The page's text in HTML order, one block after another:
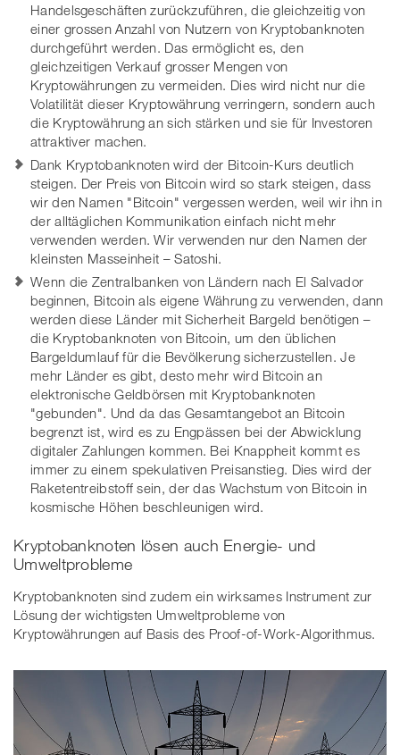
Handelsgeschäften zurückzuführen, die gleichzeitig von
einer grossen Anzahl von Nutzern von Kryptobanknoten
durchgeführt werden. Das ermöglicht es, den
gleichzeitigen Verkauf grosser Mengen von
Kryptowährungen zu vermeiden. Dies wird nicht nur die
Volatilität dieser Kryptowährung verringern, sondern auch
die Kryptowährung an sich stärken und sie für Investoren
attraktiver machen.
Dank Kryptobanknoten wird der Bitcoin-Kurs deutlich
steigen. Der Preis von Bitcoin wird so stark steigen, dass
wir den Namen "Bitcoin" vergessen werden, weil wir ihn in
der alltäglichen Kommunikation einfach nicht mehr
verwenden werden. Wir verwenden nur den Namen der
kleinsten Masseinheit – Satoshi.
Wenn die Zentralbanken von Ländern nach El Salvador
beginnen, Bitcoin als eigene Währung zu verwenden, dann
werden diese Länder mit Sicherheit Bargeld benötigen –
die Kryptobanknoten von Bitcoin, um den üblichen
Bargeldumlauf für die Bevölkerung sicherzustellen. Je
mehr Länder es gibt, desto mehr wird Bitcoin an
elektronische Geldbörsen mit Kryptobanknoten
"gebunden". Und da das Gesamtangebot an Bitcoin
begrenzt ist, wird es zu Engpässen bei der Abwicklung
digitaler Zahlungen kommen. Bei Knappheit kommt es
immer zu einem spekulativen Preisanstieg. Dies wird der
Raketentreibstoff sein, der das Wachstum von Bitcoin in
kosmische Höhen beschleunigen wird.
Kryptobanknoten lösen auch Energie- und
Umweltprobleme
Kryptobanknoten sind zudem ein wirksames Instrument zur
Lösung der wichtigsten Umweltprobleme von
Kryptowährungen auf Basis des Proof-of-Work-Algorithmus.